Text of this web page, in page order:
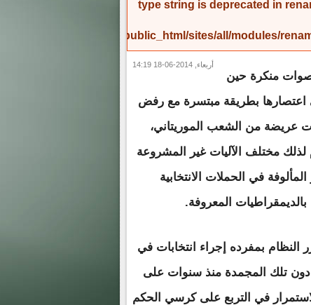
type string is deprecated in
/home/amicinf1/public_html/sites/all/modules/
أربعاء, 2014-06-18 14:19
منكرة حين
اعتصارها بطريقة مبتسرة مع رفض
عريضة من الشعب الموريتاني،
مختلف الآليات غير المشروعة
المألوفة في الحملات الانتخابية
بالديمقراطيات المعروفة.
النظام بمفرده إجراء انتخابات في
دون تلك المجمدة منذ سنوات على
في التربع على كرسي الحكم